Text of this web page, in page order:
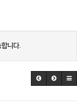
니다.